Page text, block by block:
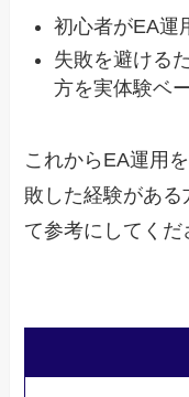
初心者がEA運
失敗を避ける
方を実体験ベ
これからEA運用
敗した経験がある
て参考にしてくだ